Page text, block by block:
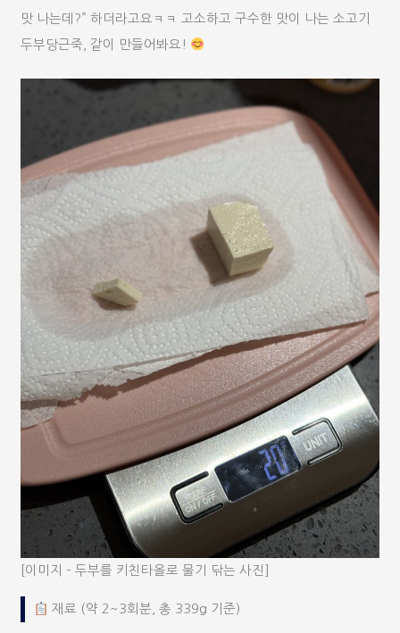
맛 나는데?” 하더라고요ㅋㅋ 고소하고 구수한 맛이 나는 소고기
두부당근죽, 같이 만들어봐요!
[이미지 – 두부를 키친타올로 물기 닦는 사진]
재료 (약 2~3회분, 총 339g 기준)